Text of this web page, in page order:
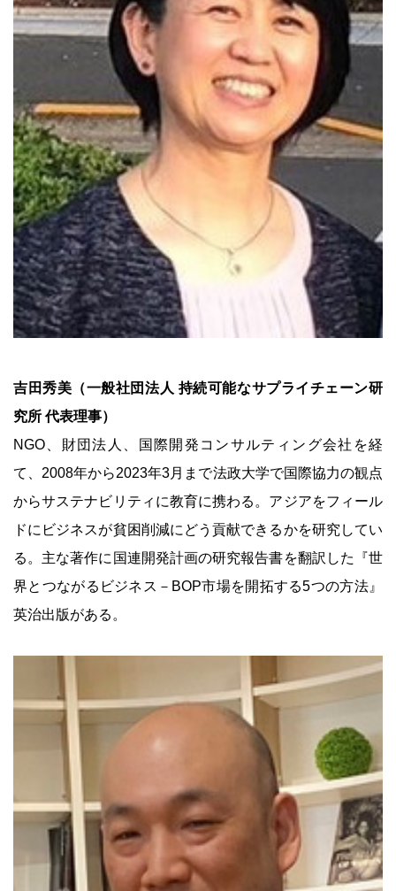
吉田秀美（一般社団法人 持続可能なサプライチェーン研
究所 代表理事）
NGO、財団法人、国際開発コンサルティング会社を経
て、2008年から2023年3月まで法政大学で国際協力の観点
からサステナビリティに教育に携わる。アジアをフィール
ドにビジネスが貧困削減にどう貢献できるかを研究してい
る。主な著作に国連開発計画の研究報告書を翻訳した『世
界とつながるビジネス－BOP市場を開拓する5つの方法』
英治出版がある。